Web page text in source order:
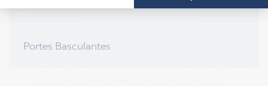
Portes Basculantes